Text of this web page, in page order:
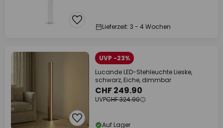
Lieferzeit: 3 - 4 Wochen
UVP -23%
Lucande LED-Stehleuchte Lieske,
schwarz, Eiche, dimmbar
CHF 249.90
UVPCHF 324.90
Auf Lager